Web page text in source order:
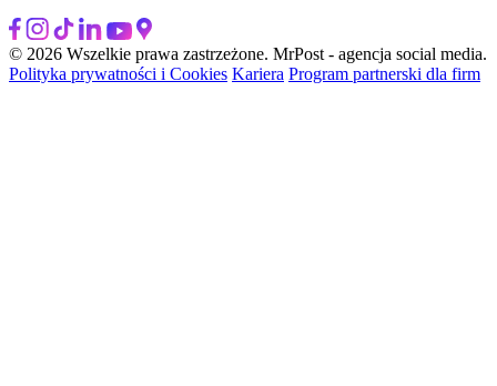
© 2026 Wszelkie prawa zastrzeżone. MrPost - agencja social media.
Polityka prywatności i Cookies Kariera Program partnerski dla firm